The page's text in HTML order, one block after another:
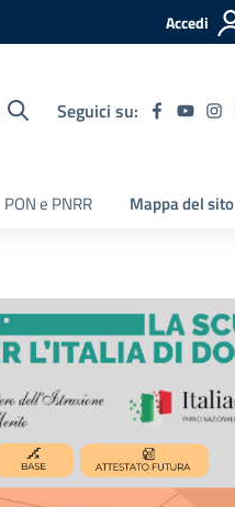
Accedi
Seguici su:
PON e PNRR Mappa del sito